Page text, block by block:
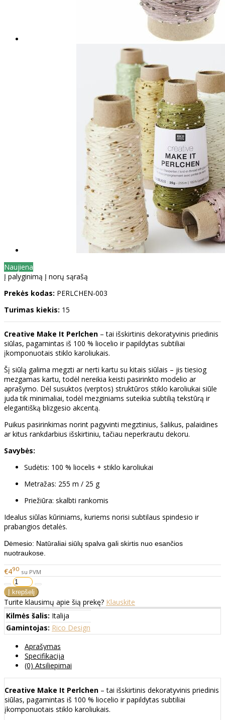
Naujiena
Į palyginimą Į norų sąrašą
Prekės kodas: PERLCHEN-003
Turimas kiekis: 15
Creative Make It Perlchen – tai išskirtinis dekoratyvinis priedinis
siūlas, pagamintas iš 100 % liocelio ir papildytas subtiliai
įkomponuotais stiklo karoliukais.
Šį siūlą galima megzti ar nerti kartu su kitais siūlais – jis tiesiog
mezgamas kartu, todėl nereikia keisti pasirinkto modelio ar
aprašymo. Dėl susuktos (verptos) struktūros stiklo karoliukai siūle
juda tik minimaliai, todėl mezginiams suteikia subtilią tekstūrą ir
elegantišką blizgesio akcentą.
Puikus pasirinkimas norint pagyvinti megztinius, šalikus, palaidines
ar kitus rankdarbius išskirtiniu, tačiau neperkrautu dekoru.
Savybės:
Sudėtis: 100 % liocelis + stiklo karoliukai
Metražas: 255 m / 25 g
Priežiūra: skalbti rankomis
Idealus siūlas kūriniams, kuriems norisi subtilaus spindesio ir
prabangios detalės.
Dėmesio: Natūraliai siūlų spalva gali skirtis nuo esančios
nuotraukose.
€490 su PVM
Turite klausimų apie šią prekę? Klauskite
Kilmės šalis: Italija
Gamintojas: Rico Design
Aprašymas
Specifikacija
(0) Atsiliepimai
Creative Make It Perlchen – tai išskirtinis dekoratyvinis priedinis
siūlas, pagamintas iš 100 % liocelio ir papildytas subtiliai
įkomponuotais stiklo karoliukais.